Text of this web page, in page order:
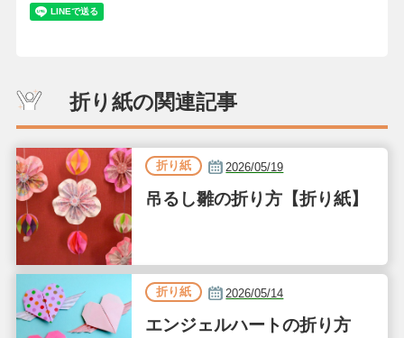
折り紙の関連記事
折り紙 2026/05/19
吊るし雛の折り方【折り紙】
折り紙 2026/05/14
エンジェルハートの折り方